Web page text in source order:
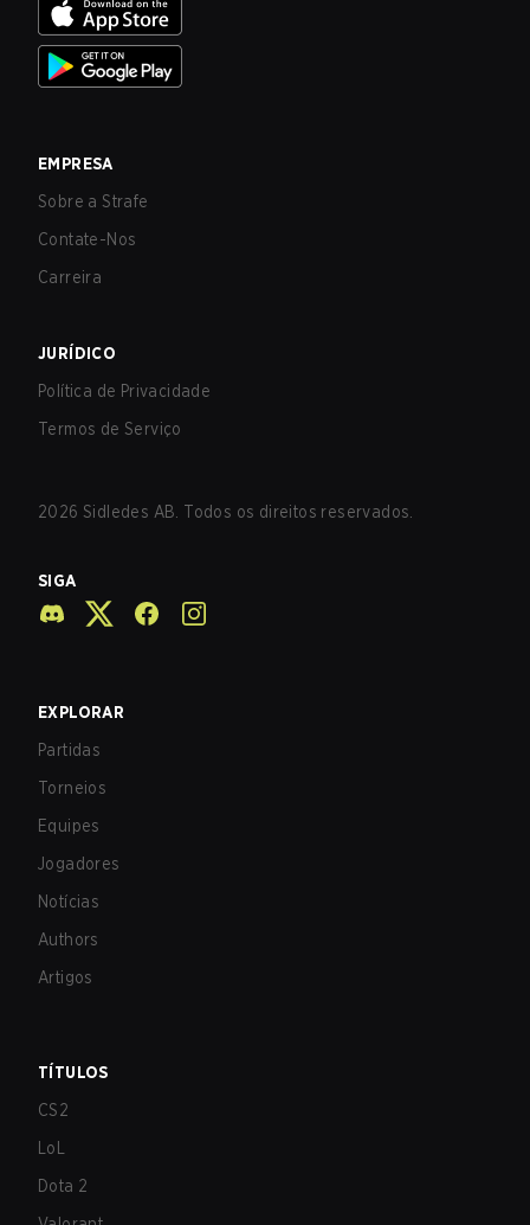
EMPRESA
Sobre a Strafe
Contate-Nos
Carreira
JURÍDICO
Política de Privacidade
Termos de Serviço
2026 Sidledes AB. Todos os direitos reservados.
SIGA
EXPLORAR
Partidas
Torneios
Equipes
Jogadores
Notícias
Authors
Artigos
TÍTULOS
CS2
LoL
Dota 2